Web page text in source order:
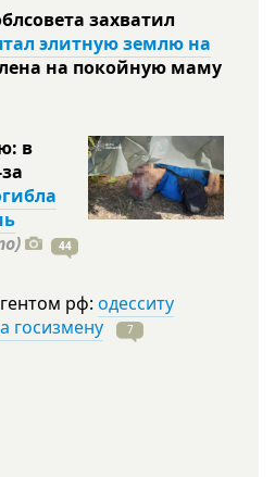
захватил
элитную землю на
на покойную маму
в
44
рф: одесситу
госизмену
7